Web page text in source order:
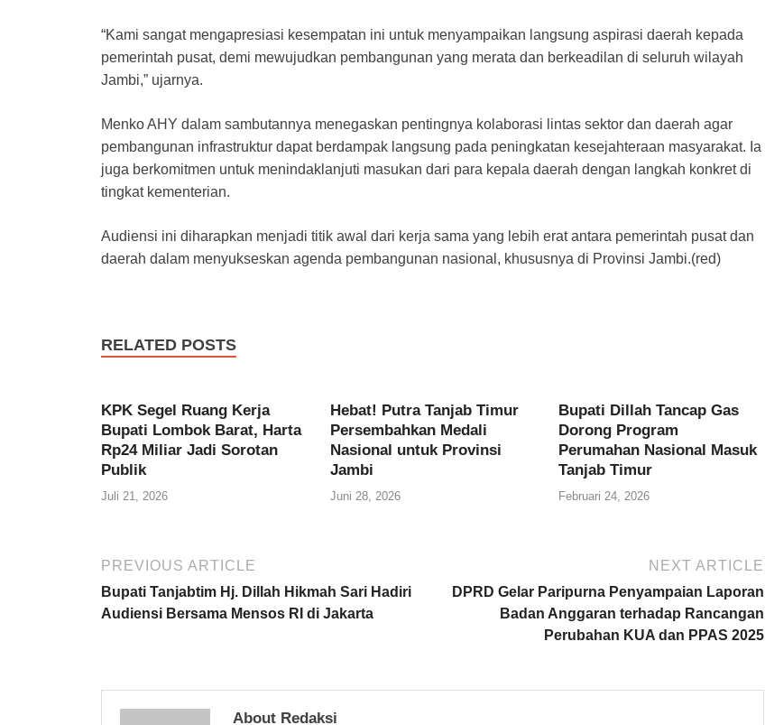
“Kami sangat mengapresiasi kesempatan ini untuk menyampaikan langsung aspirasi daerah kepada
pemerintah pusat, demi mewujudkan pembangunan yang merata dan berkeadilan di seluruh wilayah
Jambi,” ujarnya.
Menko AHY dalam sambutannya menegaskan pentingnya kolaborasi lintas sektor dan daerah agar
pembangunan infrastruktur dapat berdampak langsung pada peningkatan kesejahteraan masyarakat. Ia
juga berkomitmen untuk menindaklanjuti masukan dari para kepala daerah dengan langkah konkret di
tingkat kementerian.
Audiensi ini diharapkan menjadi titik awal dari kerja sama yang lebih erat antara pemerintah pusat dan
daerah dalam menyukseskan agenda pembangunan nasional, khususnya di Provinsi Jambi.(red)
RELATED POSTS
KPK Segel Ruang Kerja
Bupati Lombok Barat, Harta
Rp24 Miliar Jadi Sorotan
Publik
Juli 21, 2026
Hebat! Putra Tanjab Timur
Persembahkan Medali
Nasional untuk Provinsi
Jambi
Juni 28, 2026
Bupati Dillah Tancap Gas
Dorong Program
Perumahan Nasional Masuk
Tanjab Timur
Februari 24, 2026
PREVIOUS ARTICLE
Bupati Tanjabtim Hj. Dillah Hikmah Sari Hadiri
Audiensi Bersama Mensos RI di Jakarta
NEXT ARTICLE
DPRD Gelar Paripurna Penyampaian Laporan
Badan Anggaran terhadap Rancangan
Perubahan KUA dan PPAS 2025
About Redaksi